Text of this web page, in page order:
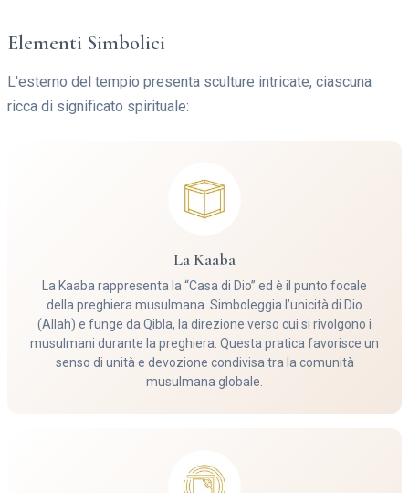
Elementi Simbolici
L'esterno del tempio presenta sculture intricate, ciascuna
ricca di significato spirituale:
La Kaaba
La Kaaba rappresenta la “Casa di Dio” ed è il punto focale
della preghiera musulmana. Simboleggia l’unicità di Dio
(Allah) e funge da Qibla, la direzione verso cui si rivolgono i
musulmani durante la preghiera. Questa pratica favorisce un
senso di unità e devozione condivisa tra la comunità
musulmana globale.